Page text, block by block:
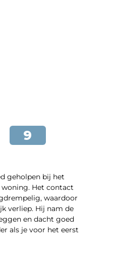
geholpen bij het
Het contact
waardoor
verliep. Hij nam de
en dacht goed
als je voor het eerst